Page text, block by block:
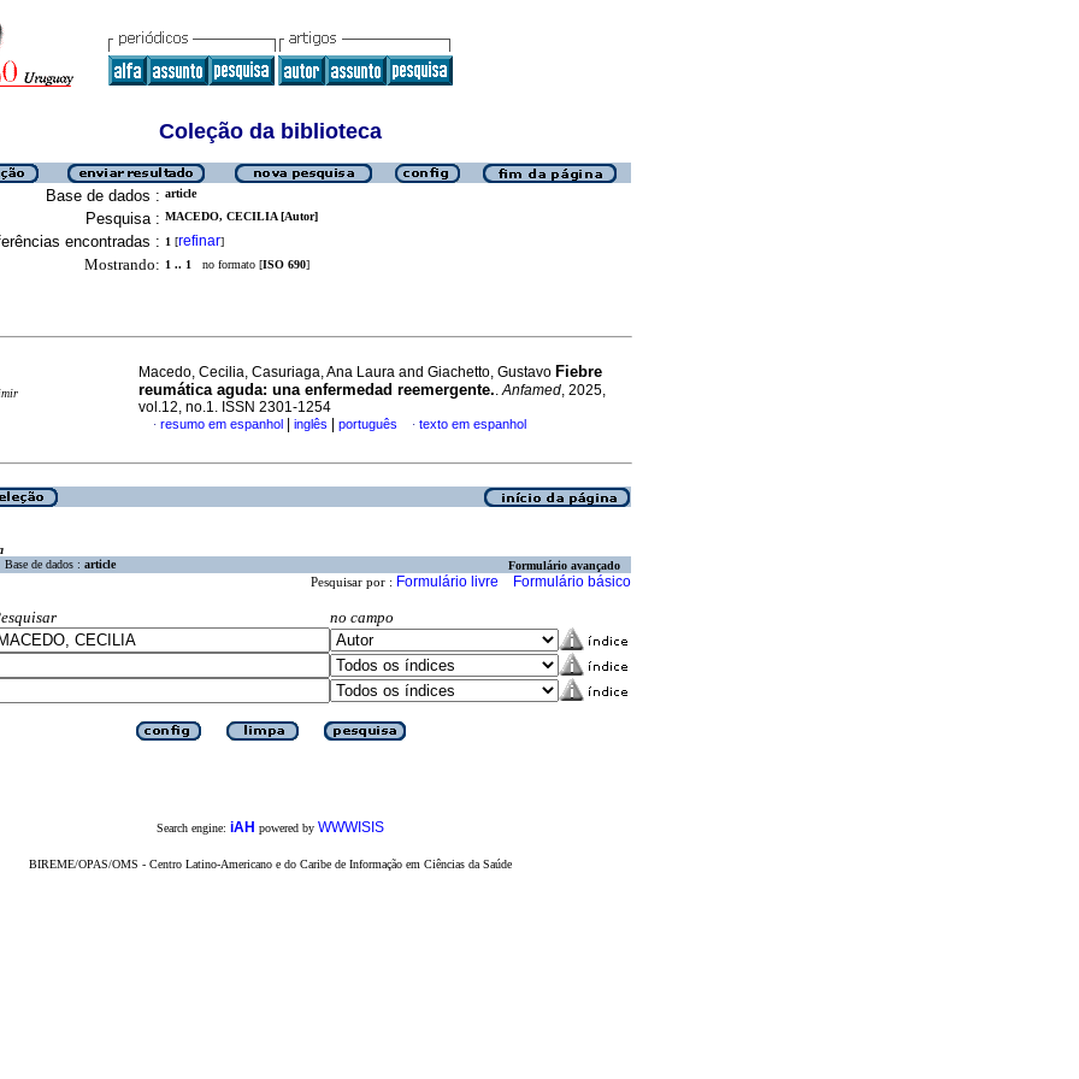
Coleção da biblioteca
Base de dados : article
Pesquisa : MACEDO, CECILIA [Autor]
encontradas : 1 [refinar]
Mostrando: 1 .. 1 no formato [ISO 690]
Macedo, Cecilia, Casuriaga, Ana Laura and Giachetto, Gustavo Fiebre
reumática aguda: una enfermedad reemergente..Anfamed, 2025,
vol.12, no.1. ISSN 2301-1254
· resumo em espanhol inglês português · texto em espanhol
Base de dados : article Formulário avançado
Pesquisar por : Formulário livre Formulário básico
no campo
Search engine: iAH powered by WWWISIS
BIREME/OPAS/OMS - Centro Latino-Americano e do Caribe de Informação em Ciências da Saúde